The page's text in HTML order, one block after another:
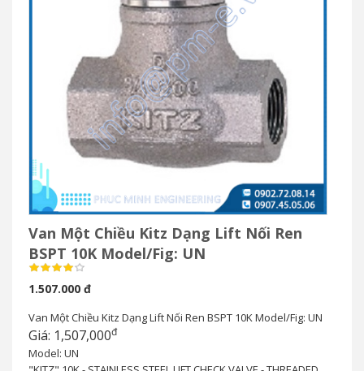
Van Một Chiều Kitz Dạng Lift Nối Ren
BSPT 10K Model/Fig: UN
1.507.000 đ
Van Một Chiều Kitz Dạng Lift Nối Ren BSPT 10K Model/Fig: UN
Giá: 1,507,000đ
Model: UN